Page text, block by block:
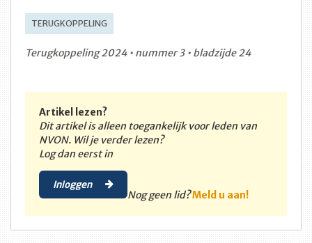
TERUGKOPPELING
Terugkoppeling 2024 • nummer 3 • bladzijde 24
Artikel lezen?
Dit artikel is alleen toegankelijk voor leden van
NVON. Wil je verder lezen?
Log dan eerst in
Inloggen
Nog geen lid?Meld u aan!